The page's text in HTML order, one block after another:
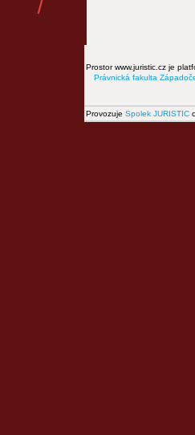
Prostor www.juristic.cz je
Právnická fakulta
Provozuje Spolek JURISTIC